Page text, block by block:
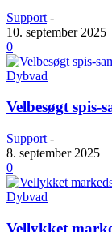
Support -
10. september 2025
0
Dybvad
Velbesøgt spis-
Support -
8. september 2025
0
Dybvad
Vellykket